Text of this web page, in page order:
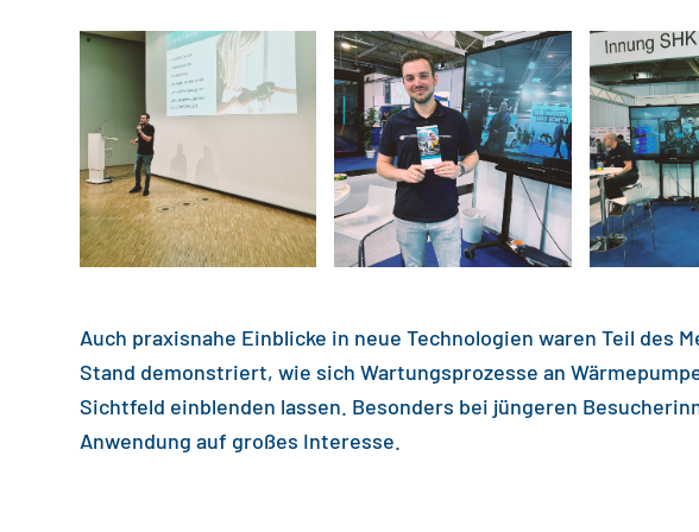
Auch praxisnahe Einblicke in neue Technologien waren Teil des
Stand demonstriert, wie sich Wartungsprozesse an
Sichtfeld einblenden lassen. Besonders bei jüngeren
Anwendung auf großes Interesse.